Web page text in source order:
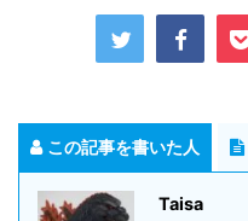
この記事を書いた人
Taisa